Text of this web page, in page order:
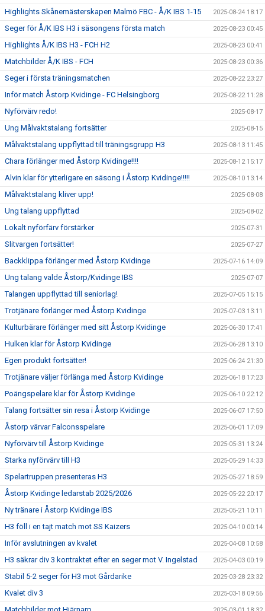
Highlights Skånemästerskapen Malmö FBC - Å/K IBS 1-15 2025-08-24 18:17
Seger för Å/K IBS H3 i säsongens första match 2025-08-23 00:45
Highlights Å/K IBS H3 - FCH H2 2025-08-23 00:41
Matchbilder Å/K IBS - FCH 2025-08-23 00:36
Seger i första träningsmatchen 2025-08-22 23:27
Inför match Åstorp Kvidinge - FC Helsingborg 2025-08-22 11:28
Nyförvärv redo! 2025-08-17
Ung Målvaktstalang fortsätter 2025-08-15
Målvaktstalang uppflyttad till träningsgrupp H3 2025-08-13 11:45
Chara förlänger med Åstorp Kvidinge!!!! 2025-08-12 15:17
Alvin klar för ytterligare en säsong i Åstorp Kvidinge!!!!! 2025-08-10 13:14
Målvaktstalang kliver upp! 2025-08-08
Ung talang uppflyttad 2025-08-02
Lokalt nyförfärv förstärker 2025-07-31
Slitvargen fortsätter! 2025-07-27
Backklippa förlänger med Åstorp Kvidinge 2025-07-16 14:09
Ung talang valde Åstorp/Kvidinge IBS 2025-07-07
Talangen uppflyttad till seniorlag! 2025-07-05 15:15
Trotjänare förlänger med Åstorp Kvidinge 2025-07-03 13:11
Kulturbärare förlänger med sitt Åstorp Kvidinge 2025-06-30 17:41
Hulken klar för Åstorp Kvidinge 2025-06-28 13:10
Egen produkt fortsätter! 2025-06-24 21:30
Trotjänare väljer förlänga med Åstorp Kvidinge 2025-06-18 17:23
Poängspelare klar för Åstorp Kvidinge 2025-06-10 22:12
Talang fortsätter sin resa i Åstorp Kvidinge 2025-06-07 17:50
Åstorp värvar Falconsspelare 2025-06-01 17:09
Nyförvärv till Åstorp Kvidinge 2025-05-31 13:24
Starka nyförvärv till H3 2025-05-29 14:33
Spelartruppen presenteras H3 2025-05-27 18:59
Åstorp Kvidinge ledarstab 2025/2026 2025-05-22 20:17
Ny tränare i Åstorp Kvidinge IBS 2025-05-21 10:11
H3 föll i en tajt match mot SS Kaizers 2025-04-10 00:14
Inför avslutningen av kvalet 2025-04-08 10:58
H3 säkrar div 3 kontraktet efter en seger mot V. Ingelstad 2025-04-03 00:19
Stabil 5-2 seger för H3 mot Gårdarike 2025-03-28 23:32
Kvalet div 3 2025-03-18 09:56